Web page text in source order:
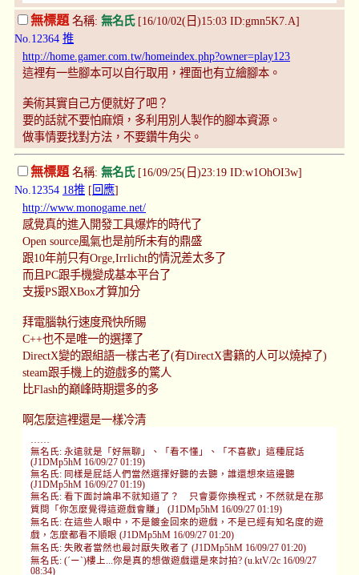
無標題 名稱: 無名氏[16/10/02(日)15:03 ID:gmn5K7.A]
No.12364 推
http://home.gamer.com.tw/homeindex.php?owner=play123
這裡有一些腳本可以自行取用，裡面也有立繪腳本。
美術其實自己方便就好了吧？
要的話就不要怕麻煩，多利用別人製作的腳本資源。
做事情要找對方法，不要鑽牛角尖。
無標題名稱: 無名氏[16/09/25(日)23:19 ID:w1OhOI3w]
No.12354 18推 [ 回應]
http://www.monogame.net/
感覺真的進入開發工具爆炸的時代了
Open source風氣也是前所未有的鼎盛
跟10年前只有Orge,Irrlicht的情況差太多了
而且PC跟手機變成基本平台了
支援PS跟XBox才算加分
拜電腦執行速度飛快所賜
C++也不是唯一的選擇了
DirectX變的跟組語一樣古老了(有DirectX書籍的人可以燒掉了)
steam跟手機上的遊戲多的驚人
比Flash的巔峰時期還多的多
啊怎麼這裡還是一樣冷清
無名氏: 永遠就是「好無聊」、「看不懂」、「不喜歡」這種屁話
(J1DMp5hM 16/09/27 01:19)
無名氏: 同樣是屁話人們當然選擇好聽的去聽，誰還想來這邊聽
(J1DMp5hM 16/09/27 01:19)
無名氏: 看下面討論串不就知道了？ 只會要你換程式，不然就是在那
質問「你怎麼覺得這遊戲會賺」 (J1DMp5hM 16/09/27 01:19)
無名氏: 在這些人眼中，不是鍍金回來的遊戲，不是已經有知名度的遊
戲，怎麼都看不順眼 (J1DMp5hM 16/09/27 01:20)
無名氏: 失敗者當然也最討厭失敗者了 (J1DMp5hM 16/09/27 01:20)
無名氏: (´ー`)樓上...你是真的想做遊戲還是來討拍? (u.ktV/2c 16/09/27
08:34)